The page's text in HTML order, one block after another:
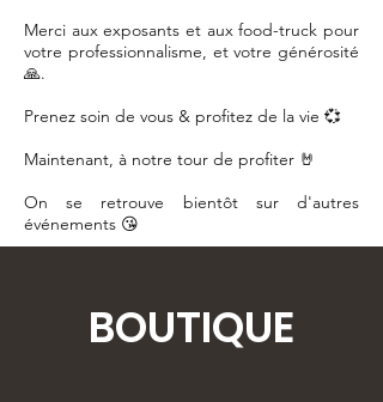
Merci aux exposants et aux food-truck pour
votre professionnalisme, et votre générosité
🙏.
Prenez soin de vous & profitez de la vie 💞
Maintenant, à notre tour de profiter 🤘
On se retrouve bientôt sur d'autres
événements 😘
BOUTIQUE